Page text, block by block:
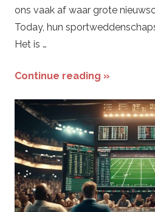
ons vaak af waar grote
Today, hun
Het is …
Continue reading »